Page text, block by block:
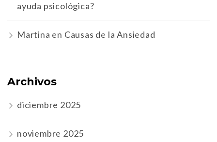
ayuda psicológica?
Martina en Causas de la Ansiedad
Archivos
diciembre 2025
noviembre 2025